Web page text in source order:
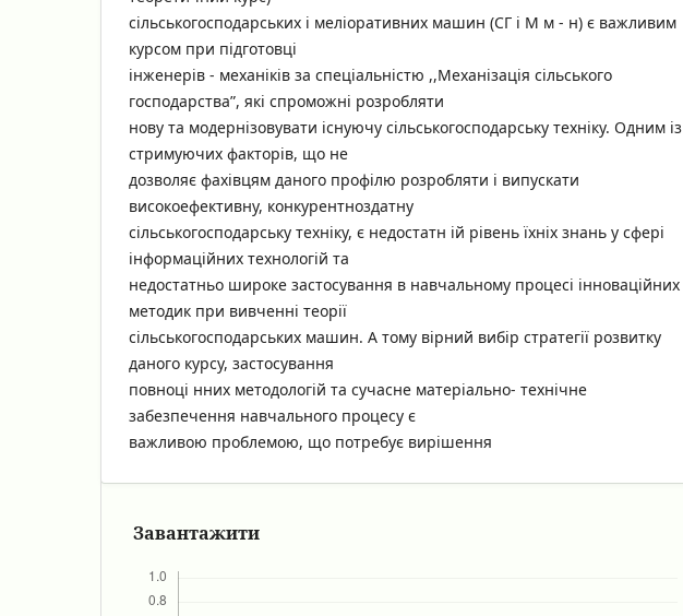
сільськогосподарських і меліоративних машин (СГ і М м - н) є важливим
курсом при підготовці
інженерів - механіків за спеціальністю ,,Механізація сільського
господарства”, які спроможні розробляти
нову та модернізовувати існуючу сільськогосподарську техніку. Одним із
стримуючих факторів, що не
дозволяє фахівцям даного профілю розробляти і випускати
високоефективну, конкурентноздатну
сільськогосподарську техніку, є недостатн ій рівень їхніх знань у сфері
інформаційних технологій та
недостатньо широке застосування в навчальному процесі інноваційних
методик при вивченні теорії
сільськогосподарських машин. А тому вірний вибір стратегії розвитку
даного курсу, застосування
повноці нних методологій та сучасне матеріально- технічне
забезпечення навчального процесу є
важливою проблемою, що потребує вирішення
Завантажити